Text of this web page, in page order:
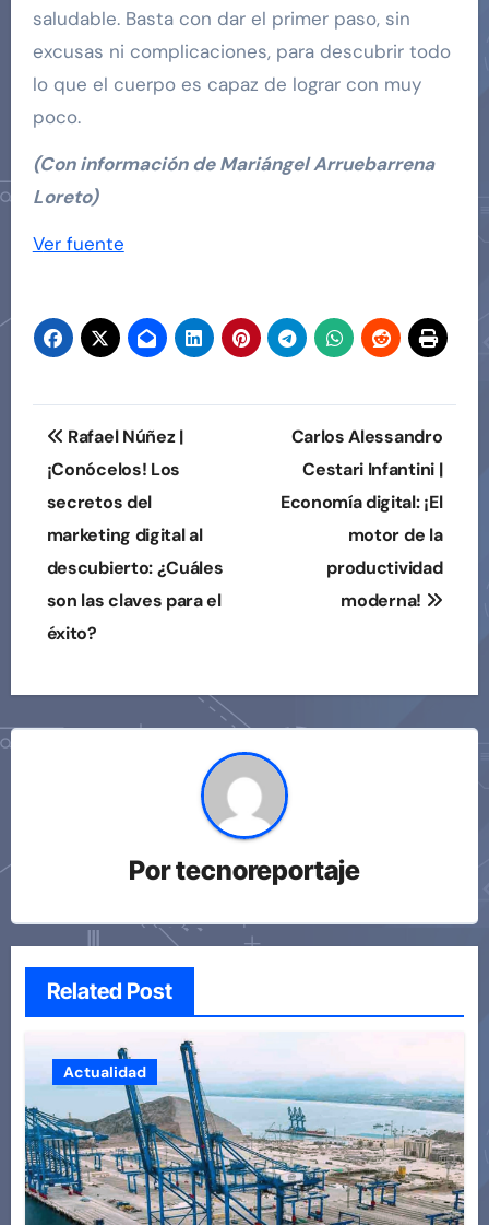
saludable. Basta con dar el primer paso, sin
excusas ni complicaciones, para descubrir todo
lo que el cuerpo es capaz de lograr con muy
poco.
(Con información de Mariángel Arruebarrena
Loreto)
Navegación
entradas
Ver fuente
Navegación
de
entradas
Rafael Núñez |
¡Conócelos! Los
secretos del
marketing digital al
descubierto: ¿Cuáles
son las claves para el
éxito?
Carlos Alessandro
Cestari Infantini |
Economía digital: ¡El
motor de la
productividad
moderna!
Portecnoreportaje
Related Post
Actualidad